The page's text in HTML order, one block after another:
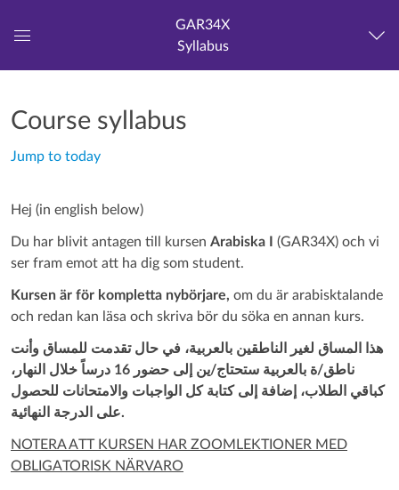
Navigation
GAR34X
Syllabus
Course syllabus
Jump to today
Hej (in english below)
Du har blivit antagen till kursen Arabiska I (GAR34X) och vi
ser fram emot att ha dig som student.
Kursen är för kompletta nybörjare, om du är arabisktalande
och redan kan läsa och skriva bör du söka en annan kurs.
هذا المساق لغير الناطقين بالعربية، في حال تقدمت للمساق وأنت
ناطق/ة بالعربية ستحتاج/ين إلى حضور 16 درساً خلال النهار،
كباقي الطلاب، إضافة إلى كتابة كل الواجبات والامتحانات للحصول
على الدرجة النهائية.
NOTERA ATT KURSEN HAR ZOOMLEKTIONER MED
OBLIGATORISK NÄRVARO